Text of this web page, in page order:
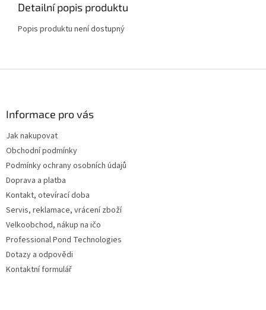
Detailní popis produktu
Popis produktu není dostupný
Informace pro vás
Jak nakupovat
Obchodní podmínky
Podmínky ochrany osobních údajů
Doprava a platba
Kontakt, otevírací doba
Servis, reklamace, vrácení zboží
Velkoobchod, nákup na ičo
Professional Pond Technologies
Dotazy a odpovědi
Kontaktní formulář